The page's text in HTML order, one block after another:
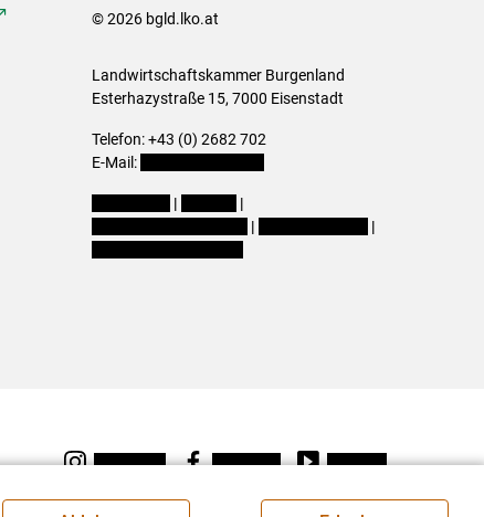
© 2026 bgld.lko.at
Landwirtschaftskammer Burgenland
Esterhazystraße 15, 7000 Eisenstadt
Telefon: +43 (0) 2682 702
E-Mail:
|
|
|
|
Instagram Facebook Youtube